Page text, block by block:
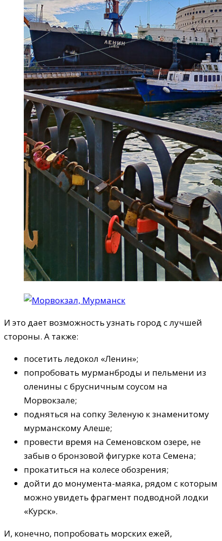
И это дает возможность узнать город с лучшей
стороны. А также:
посетить ледокол «Ленин»;
попробовать мурманброды и пельмени из
оленины с брусничным соусом на
Морвокзале;
подняться на сопку Зеленую к знаменитому
мурманскому Алеше;
провести время на Семеновском озере, не
забыв о бронзовой фигурке кота Семена;
прокатиться на колесе обозрения;
дойти до монумента-маяка, рядом с которым
можно увидеть фрагмент подводной лодки
«Курск».
И, конечно, попробовать морских ежей,